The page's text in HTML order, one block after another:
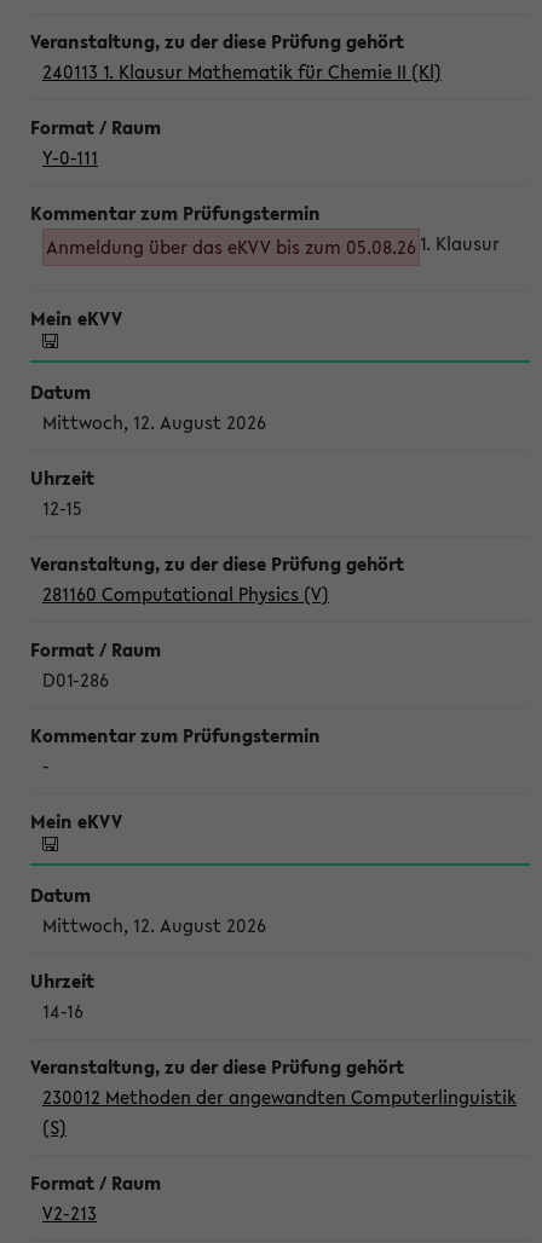
240113 1. Klausur Mathematik für Chemie II (Kl)
Y-0-111
Anmeldung über das eKVV bis zum 05.08.26 1. Klausur
Mittwoch, 12. August 2026
12-15
281160 Computational Physics (V)
D01-286
-
Mittwoch, 12. August 2026
14-16
230012 Methoden der angewandten Computerlinguistik
(S)
V2-213